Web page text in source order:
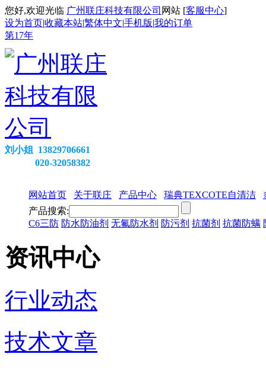
您好,欢迎光临 广州联庄科技有限公司 网站 [客服中心]
设为首页|收藏本站|繁体中文|手机版|我的订单
第17年
刘小姐 13829706661
020-32058382
网站首页 关于联庄 产品中心 瑞典TEXCOTE自清洁
产品搜索:
C6三防 防水防油剂 无氟防水剂 防污剂 抗菌剂 抗菌防螨
资讯中心
行业动态
技术文章